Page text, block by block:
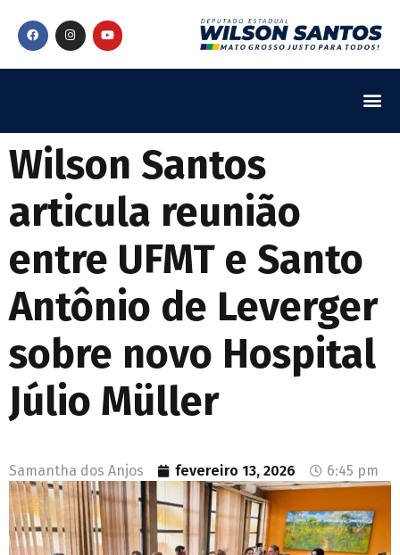
Wilson Santos
articula reunião
entre UFMT e Santo
Antônio de Leverger
sobre novo Hospital
Júlio Müller
Samantha dos Anjos fevereiro 13, 2026 6:45 pm